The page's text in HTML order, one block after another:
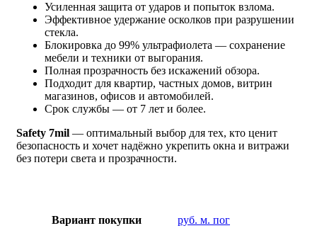
Усиленная защита от ударов и попыток взлома.
Эффективное удержание осколков при разрушении
стекла.
Блокировка до 99% ультрафиолета — сохранение
мебели и техники от выгорания.
Полная прозрачность без искажений обзора.
Подходит для квартир, частных домов, витрин
магазинов, офисов и автомобилей.
Срок службы — от 7 лет и более.
Safety 7mil — оптимальный выбор для тех, кто ценит
безопасность и хочет надёжно укрепить окна и витражи
без потери света и прозрачности.
Вариант покупки руб. м. пог